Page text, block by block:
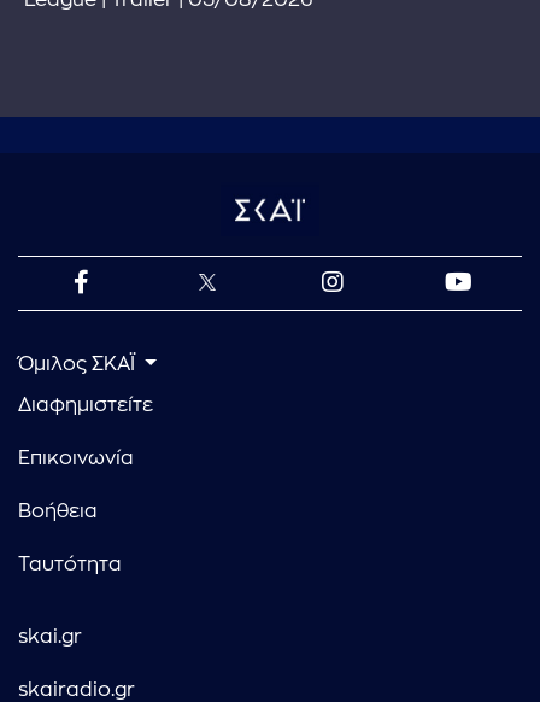
Όμιλος ΣΚΑΪ
Διαφημιστείτε
Επικοινωνία
Βοήθεια
Ταυτότητα
skai.gr
skairadio.gr